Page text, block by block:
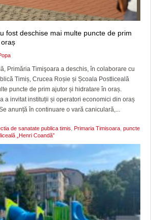
fost deschise mai multe puncte de prim
Primăria Timişoara a deschis, în colaborare cu
Timiș, Crucea Roșie și Școala Postliceală
puncte de prim ajutor și hidratare în oraș.
a invitat instituții și operatori economici din oraș
anunță în continuare o vară caniculară,...
de sanatate publica timis Primaria Timisoara puncte
„Henri Coandă”